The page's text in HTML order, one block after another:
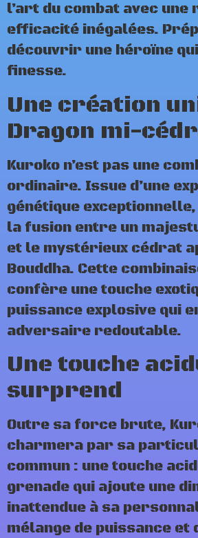
l’art du combat avec une
efficacité inégalées.
découvrir une héroïne
finesse.
Une création
Dragon mi-
Kuroko n’est pas une
ordinaire. Issue d’une
génétique
la fusion entre un
et le mystérieux cédrat
Bouddha. Cette
confère une touche
puissance explosive qui
adversaire redoutable.
Une touche
surprend
Outre sa force brute,
charmera par sa
commun : une touche
grenade qui ajoute une
inattendue à sa
mélange de puissance et